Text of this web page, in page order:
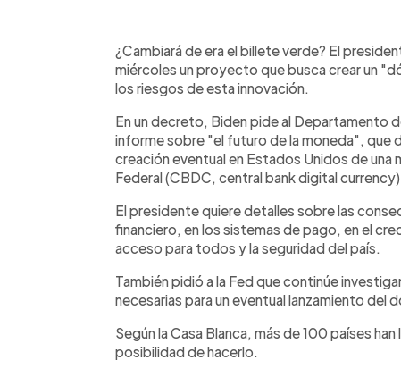
► Escuchar artículo
¿Cambiará de era el billete verde? El
miércoles un proyecto que busca crear un
los riesgos de esta innovación.
En un decreto, Biden pide al Departamento
informe sobre "el futuro de la moneda", que
creación eventual en Estados Unidos de una
Federal (CBDC, central bank digital
El presidente quiere detalles sobre las
financiero, en los sistemas de pago, en el
acceso para todos y la seguridad del país.
También pidió a la Fed que continúe
necesarias para un eventual lanzamiento del
Según la Casa Blanca, más de 100 países
posibilidad de hacerlo.